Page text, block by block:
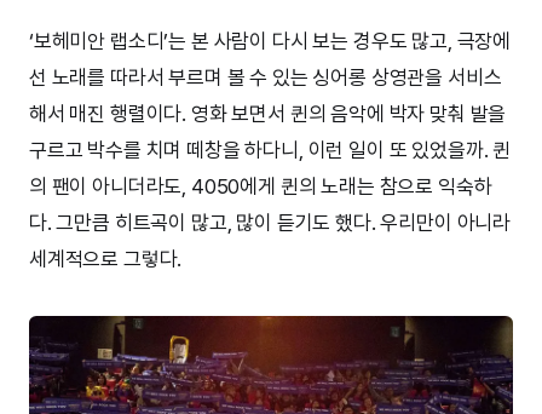
‘보헤미안 랩소디’는 본 사람이 다시 보는 경우도 많고, 극장에
선 노래를 따라서 부르며 볼 수 있는 싱어롱 상영관을 서비스
해서 매진 행렬이다. 영화 보면서 퀸의 음악에 박자 맞춰 발을
구르고 박수를 치며 떼창을 하다니, 이런 일이 또 있었을까. 퀸
의 팬이 아니더라도, 4050에게 퀸의 노래는 참으로 익숙하
다. 그만큼 히트곡이 많고, 많이 듣기도 했다. 우리만이 아니라
세계적으로 그렇다.